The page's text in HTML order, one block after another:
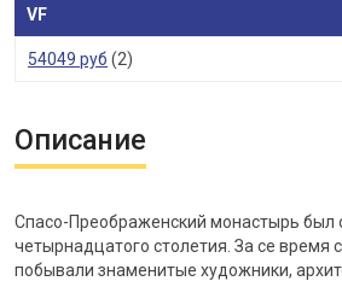
VF
54049 руб (2)
Описание
Спасо-Преображенский монастырь был
четырнадцатого столетия. За се время
побывали знаменитые художники,